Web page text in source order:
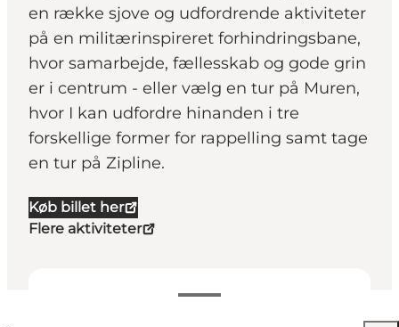
en række sjove og udfordrende aktiviteter
på en militærinspireret forhindringsbane,
hvor samarbejde, fællesskab og gode grin
er i centrum - eller vælg en tur på Muren,
hvor I kan udfordre hinanden i tre
forskellige former for rappelling samt tage
en tur på Zipline.
Køb billet her
Flere aktiviteter